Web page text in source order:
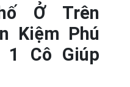
Ở Trên
Kiệm Phú
1 Cô Giúp